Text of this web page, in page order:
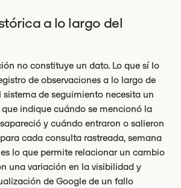
a lo largo del
no constituye un dato. Lo que sí lo
de observaciones a lo largo de
sistema de seguimiento necesita un
indique cuándo se mencionó la
y cuándo entraron o salieron
cada consulta rastreada, semana
lo que permite relacionar un cambio
una variación en la visibilidad y
de Google de un fallo